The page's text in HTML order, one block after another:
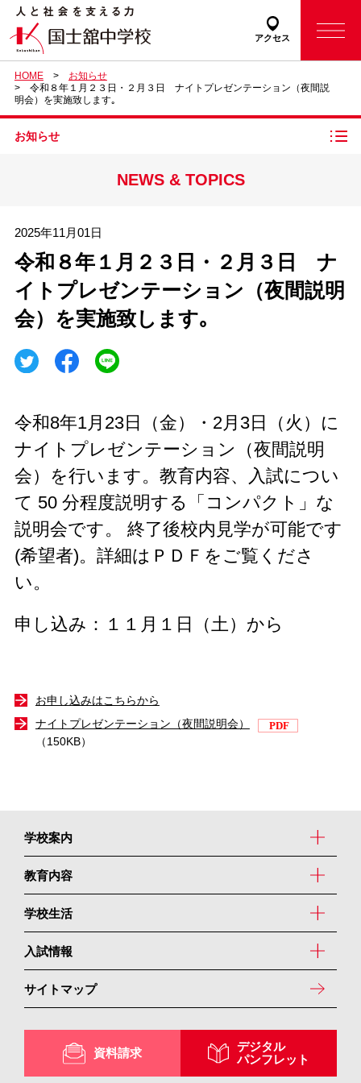
アクセス
HOME
お知らせ
令和８年１月２３日・２月３日 ナイトプレゼンテーション（夜間説
明会）を実施致します｡
お知らせ
NEWS & TOPICS
2025年11月01日
令和８年１月２３日・２月３日 ナ
イトプレゼンテーション（夜間説明
会）を実施致します｡
令和8年1月23日（金）・2月3日（火）に
ナイトプレゼンテーション（夜間説明
会）を行います。教育内容、入試につい
て 50 分程度説明する「コンパクト」な
説明会です。 終了後校内見学が可能です
(希望者)。詳細はＰＤＦをご覧くださ
い。
申し込み：１１月１日（土）から
お申し込みはこちらから
ナイトプレゼンテーション（夜間説明会）
（150KB）
資料請求
デジタル
パンフレット
学校案内
教育内容
学校生活
入試情報
サイトマップ